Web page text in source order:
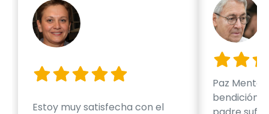
Estoy muy satisfecha con el
Paz Mental
bendición